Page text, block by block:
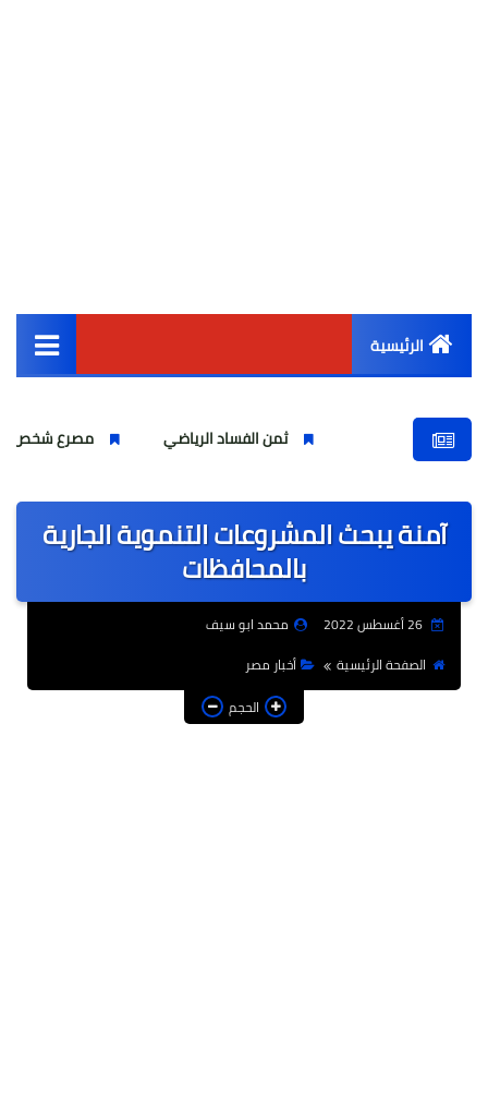
الرئيسية
أخبار مصر
عالمى
الرياضة
حوادث وقضايا
التعليم
ثمن الفساد الرياضي مصرع شخص واصابة
آمنة يبحث المشروعات التنموية الجارية
بالمحافظات
26 أغسطس 2022
محمد ابو سيف
الصفحة الرئيسية
أخبار مصر
الحجم